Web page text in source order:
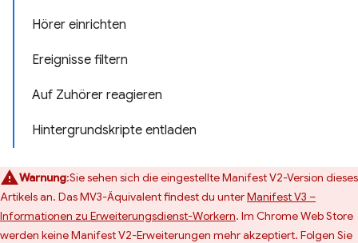
Hörer einrichten
Ereignisse filtern
Auf Zuhörer reagieren
Hintergrundskripte entladen
Warnung:Sie sehen sich die eingestellte Manifest V2-Version dieses
Artikels an. Das MV3-Äquivalent findest du unterManifest V3 –
Informationen zu Erweiterungsdienst-Workern. Im Chrome Web Store
werden keine Manifest V2-Erweiterungen mehr akzeptiert. Folgen Sie